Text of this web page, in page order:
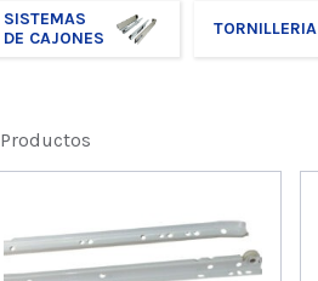
SISTEMAS
DE CAJONES
TORNILLERIA